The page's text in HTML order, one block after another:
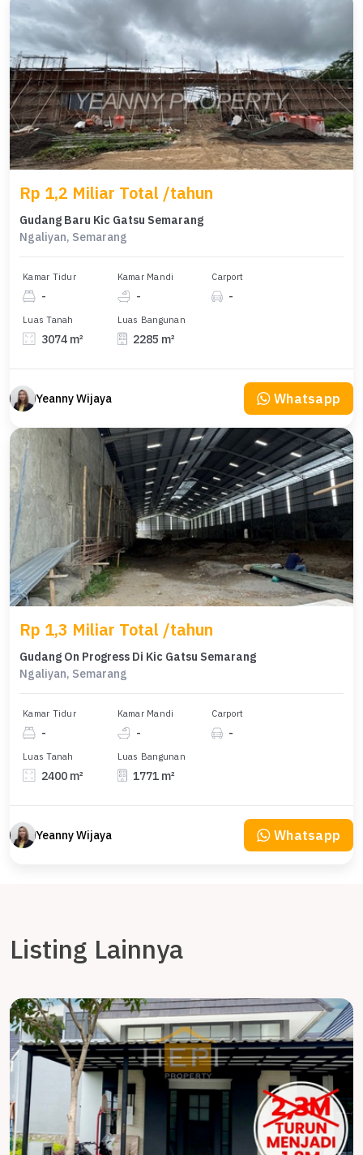
Rp 1,2 Miliar Total /tahun
Gudang Baru Kic Gatsu Semarang
Ngaliyan, Semarang
Kamar Tidur
-
Kamar Mandi
-
Carport
-
Luas Tanah
3074 m²
Luas Bangunan
2285 m²
Yeanny Wijaya Whatsapp
Rp 1,3 Miliar Total /tahun
Gudang On Progress Di Kic Gatsu Semarang
Ngaliyan, Semarang
Kamar Tidur
-
Kamar Mandi
-
Carport
-
Luas Tanah
2400 m²
Luas Bangunan
1771 m²
Yeanny Wijaya Whatsapp
Listing Lainnya